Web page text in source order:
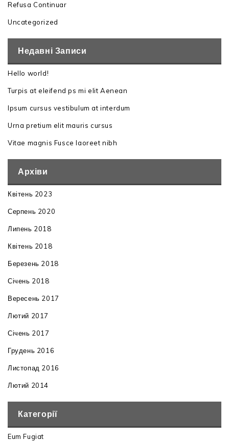
Refusa Continuar
Uncategorized
Недавні Записи
Hello world!
Turpis at eleifend ps mi elit Aenean
Ipsum cursus vestibulum at interdum
Urna pretium elit mauris cursus
Vitae magnis Fusce laoreet nibh
Архіви
Квітень 2023
Серпень 2020
Липень 2018
Квітень 2018
Березень 2018
Січень 2018
Вересень 2017
Лютий 2017
Січень 2017
Грудень 2016
Листопад 2016
Лютий 2014
Категорії
Eum Fugiat